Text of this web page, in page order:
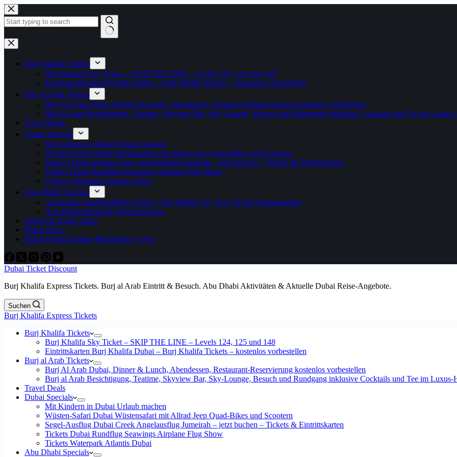
Zum
Inhalt
springen
Keine
Ergebnisse
Burj Khalifa Tickets
Burj Khalifa Sky Ticket – SKIP THE LINE – Levels 124, 125 und 148
Eintrittskarten Burj Khalifa Dubai – Burj Khalifa Tickets – kostenlos vorbestellen
Burj al Arab Tickets
Burj Al Arab Dubai, Dinner & Lunch, Abendessen, Restaurant-Reservierung kostenlos vorbestellen
Burj al Arab Besichtigung, Teatime, Skyview Bar, Sky-Lounge, Besuch und Rundgang inklusive Cocktails und Tee im Luxus-
Travel Deals
Dubai Specials
Mit Kindern in Dubai Urlaub machen
Wüsten-Safari Dubai Wüstensafari mit Allrad Jeep Quad-Bikes und Scootern
Segel-Ausflug Dubai Creek Angelausflug Jumeirah – jetzt buchen – Tickets & Eintrittskarten
Tickets Dubai Rundflug Seawings Airplane Flug Show
Tickets Waterpark Atlantis Dubai
Abu Dhabi Specials
Abu Dhabi Stadtrundfahrt buchen / Abu Dhabi City Tour Tickets Eintrittskarten
Abu Dhabi Premium Sightseeingtour
Videos & Dubai-Tipps
Dubai News
Dubai Oman Emirate Reiseführer (VAE)
Dubai Ticket Discount
Burj Khalifa Express Tickets. Burj al Arab Eintritt & Besuch. Abu Dhabi Aktivitäten & Aktuelle Dubai Reise-Angebote.
Suchen
Burj Khalifa Express Tickets
Burj Khalifa Tickets
Burj Khalifa Sky Ticket – SKIP THE LINE – Levels 124, 125 und 148
Eintrittskarten Burj Khalifa Dubai – Burj Khalifa Tickets – kostenlos vorbestellen
Burj al Arab Tickets
Burj Al Arab Dubai, Dinner & Lunch, Abendessen, Restaurant-Reservierung kostenlos vorbestellen
Burj al Arab Besichtigung, Teatime, Skyview Bar, Sky-Lounge, Besuch und Rundgang inklusive Cocktails und Tee im Luxus-
Travel Deals
Dubai Specials
Mit Kindern in Dubai Urlaub machen
Wüsten-Safari Dubai Wüstensafari mit Allrad Jeep Quad-Bikes und Scootern
Segel-Ausflug Dubai Creek Angelausflug Jumeirah – jetzt buchen – Tickets & Eintrittskarten
Tickets Dubai Rundflug Seawings Airplane Flug Show
Tickets Waterpark Atlantis Dubai
Abu Dhabi Specials